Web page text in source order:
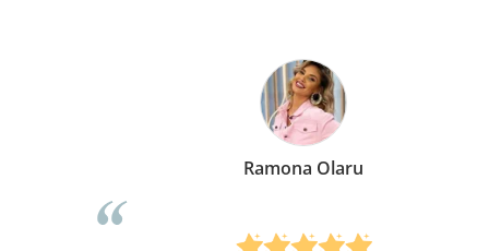
Ramona Olaru